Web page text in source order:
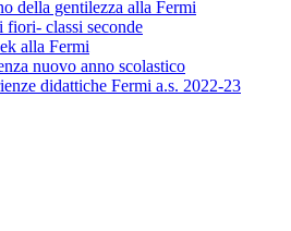
della gentilezza alla Fermi
fiori- classi seconde
alla Fermi
nuovo anno scolastico
didattiche Fermi a.s. 2022-23